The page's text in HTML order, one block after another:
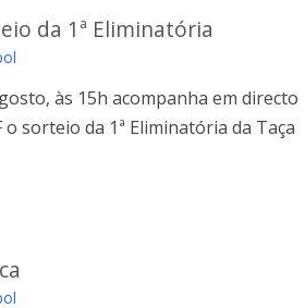
da 1ª Eliminatória
às 15h acompanha em directo
o sorteio da 1ª Eliminatória da Taça